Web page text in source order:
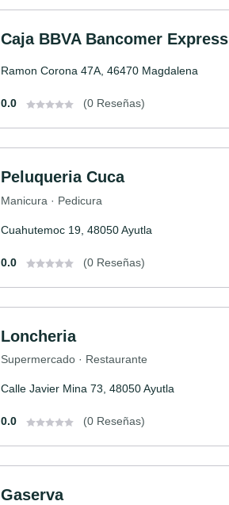
Caja BBVA Bancomer Express
Ramon Corona 47A, 46470 Magdalena
0.0 (0 Reseñas)
Peluqueria Cuca
Manicura · Pedicura
Cuahutemoc 19, 48050 Ayutla
0.0 (0 Reseñas)
Loncheria
Supermercado · Restaurante
Calle Javier Mina 73, 48050 Ayutla
0.0 (0 Reseñas)
Gaserva